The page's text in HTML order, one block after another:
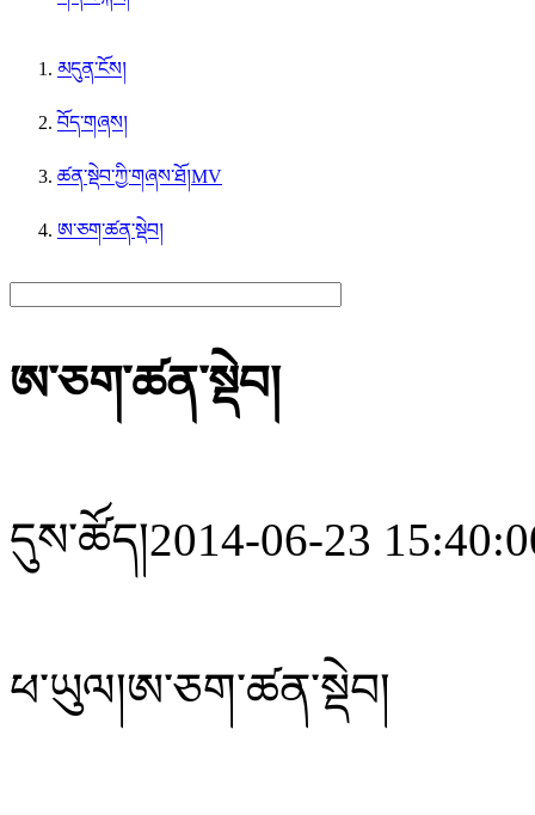
མདུན་ངོས།
བོད་གཞས།
ཚན་སྡེབ་ཀྱི་གཞས་ཐོ།MV
ཨ་ཅག་ཚན་སྡེབ།
ཨ་ཅག་ཚན་སྡེབ།
དུས་ཚོད།2014-06-23
ཕ་ཡུལ།ཨ་ཅག་ཚན་སྡེབ།